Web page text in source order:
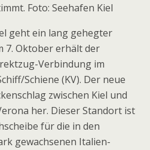
Foto: Seehafen Kiel
geht ein lang gehegter
7. Oktober erhält der
Verbindung im
Schiene (KV). Der neue
zwischen Kiel und
her. Dieser Standort ist
für die in den
gewachsenen Italien-